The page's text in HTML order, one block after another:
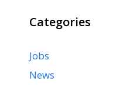
Categories
Jobs
News